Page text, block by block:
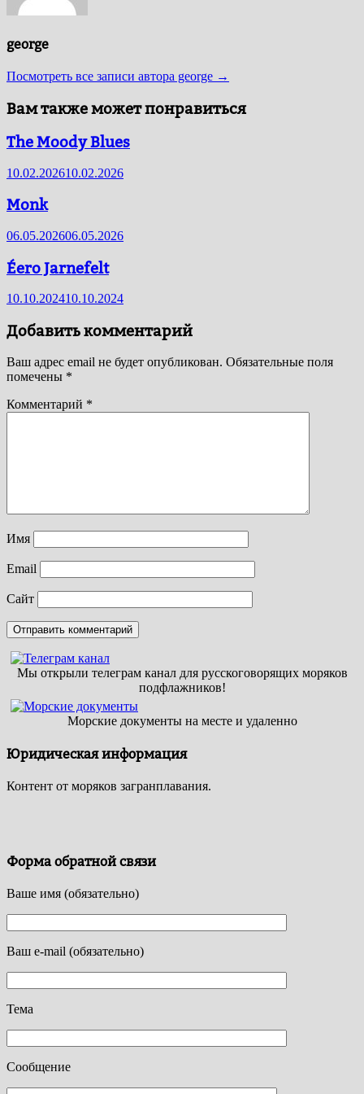
george
Посмотреть все записи автора george →
Вам также может понравиться
The Moody Blues
10.02.202610.02.2026
Monk
06.05.202606.05.2026
Éero Jarnefelt
10.10.202410.10.2024
Добавить комментарий
Ваш адрес email не будет опубликован. Обязательные поля
помечены *
Комментарий *
Имя
Email
Сайт
Мы открыли телеграм канал для русскоговорящих моряков
подфлажников!
Морские документы на месте и удаленно
Юридическая информация
Контент от моряков загранплавания.
Форма обратной связи
Ваше имя (обязательно)
Ваш e-mail (обязательно)
Тема
Сообщение